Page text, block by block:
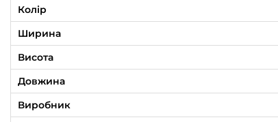
Колір
Ширина
Висота
Довжина
Виробник